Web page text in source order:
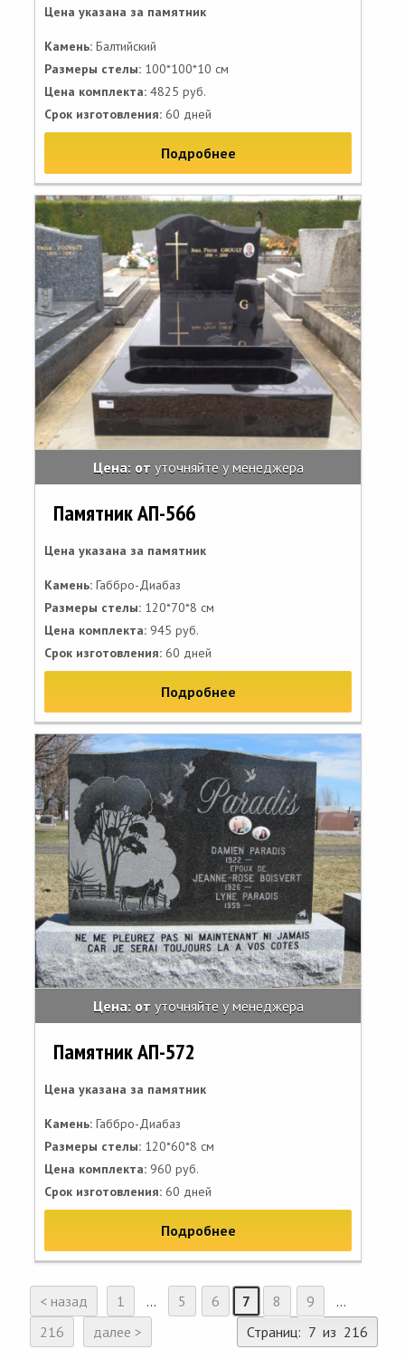
Цена указана за памятник
Камень: Балтийский
Размеры стелы: 100*100*10 см
Цена комплекта: 4825 руб.
Срок изготовления: 60 дней
Подробнее
Цена: от уточняйте у менеджера
Памятник АП-566
Цена указана за памятник
Камень: Габбро-Диабаз
Размеры стелы: 120*70*8 см
Цена комплекта: 945 руб.
Срок изготовления: 60 дней
Подробнее
Цена: от уточняйте у менеджера
Памятник АП-572
Цена указана за памятник
Камень: Габбро-Диабаз
Размеры стелы: 120*60*8 см
Цена комплекта: 960 руб.
Срок изготовления: 60 дней
Подробнее
< назад 1 ... 5 6 7 8 9
...
216
далее > Страниц: 7 из 216